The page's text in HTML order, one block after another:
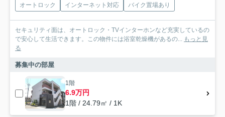
オートロック インターネット対応 バイク置場あり
セキュリティ面は、オートロック・TVインターホンなど充実しているの
で安心して生活できます。この物件には浴室乾燥機があるの... もっと見
る
募集中の部屋
1階
6.9万円
1階 / 24.79㎡ / 1K